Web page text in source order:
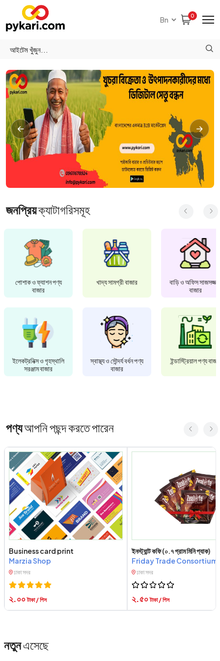
0
জনপ্রিয়ক্যাটাগরিসমূহ
পোশাক ও ফ্যাশন পণ্য
বাজার
ইলেকট্রনিক্স ও গৃহস্থালি
সরঞ্জাম বাজার
খাদ্য সামগ্রী বাজার
স্বাস্থ্য ও সৌন্দর্য বর্ধন পণ্য
বাজার
বাড়ি ও অফিস
বাজার
ইন্ডাস্ট্রিয়াল পণ্য
পণ্যআপনি পছন্দ করতে পারেন
Business card print
Marzia Shop
ঢাকা সদর
২.০০টাকা / পিস
ইনস্ট্যান্ট কফি (০.৭ গ্রাম মিনি প্যাক)
Friday Trade Consortium
ঢাকা সদর
২.৫০টাকা / পিস
নতুনএসেছে